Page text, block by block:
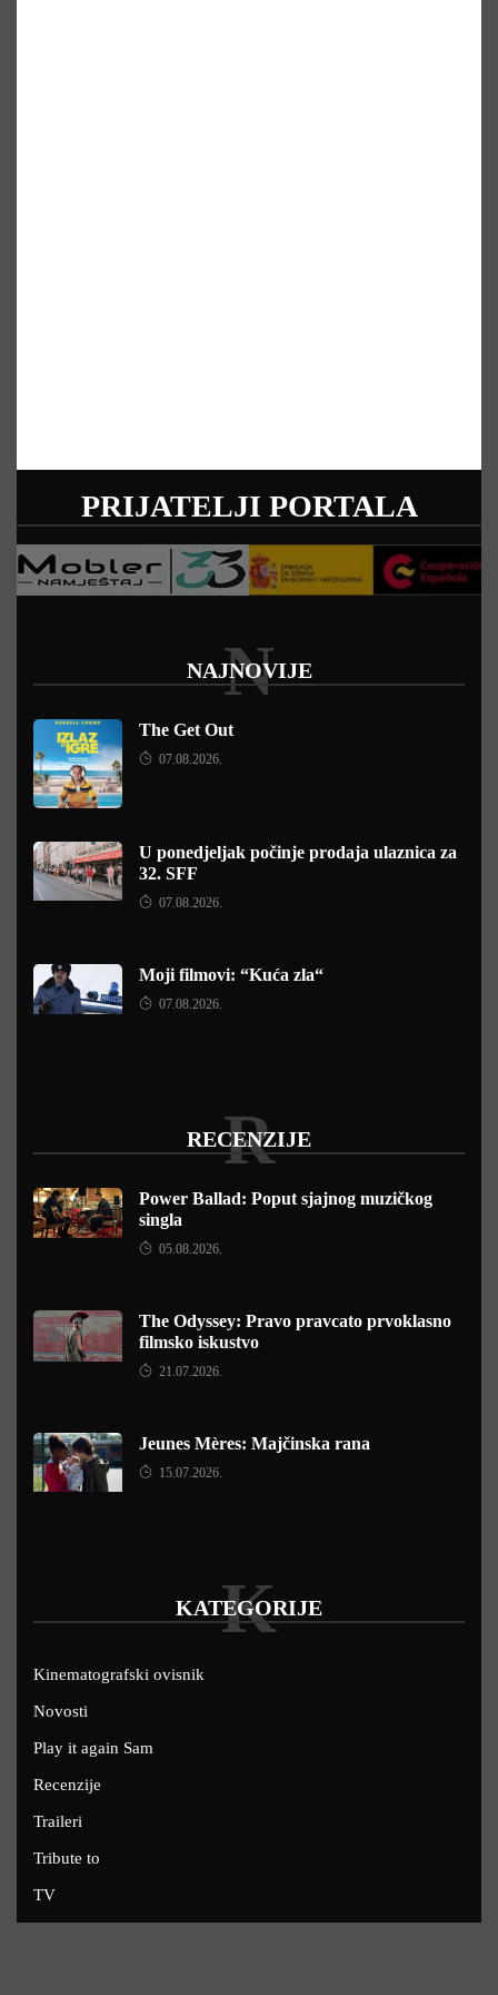
PRIJATELJI PORTALA
NAJNOVIJE
N
The Get Out
07.08.2026.
U ponedjeljak počinje prodaja ulaznica za
32. SFF
07.08.2026.
Moji filmovi: “Kuća zla“
07.08.2026.
RECENZIJE
R
Power Ballad: Poput sjajnog muzičkog
singla
05.08.2026.
The Odyssey: Pravo pravcato prvoklasno
filmsko iskustvo
21.07.2026.
Jeunes Mères: Majčinska rana
15.07.2026.
KATEGORIJE
K
Kinematografski ovisnik
Novosti
Play it again Sam
Recenzije
Traileri
Tribute to
TV